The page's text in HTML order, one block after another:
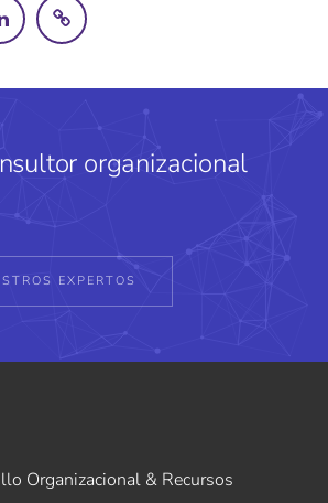
organizacional
EXPERTOS
Organizacional & Recursos